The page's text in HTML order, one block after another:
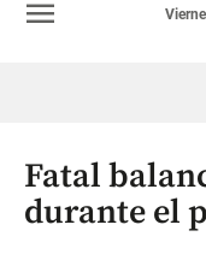
Colombia
menu
Fatal
durante el